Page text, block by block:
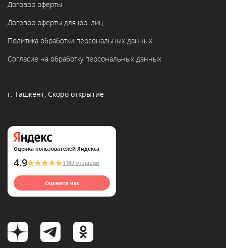
Договор оферты
Договор оферты для юр. лиц
Политика обработки персональных данных
Согласие на обработку персональных данных
г. Ташкент, Скоро открытие
Оценка пользователей Яндекса
4.9 1149 отзывов
Оцените нас